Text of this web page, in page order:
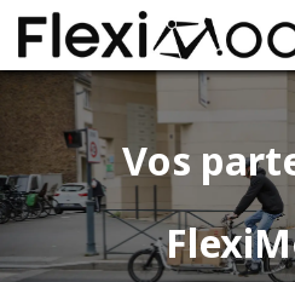
Se rendre au contenu
Vos